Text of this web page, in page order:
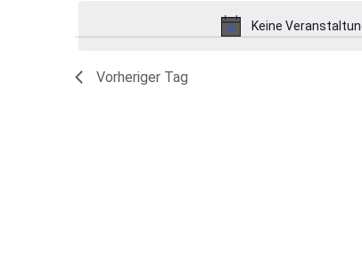
Keine
Vorheriger Tag